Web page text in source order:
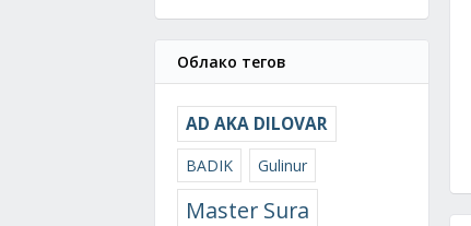
Облако тегов
AD AKA DILOVAR
BADIK Gulinur
Master Sura